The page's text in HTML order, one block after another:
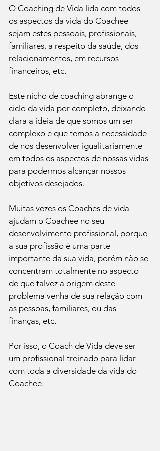
O Coaching de Vida lida com todos
os aspectos da vida do Coachee
sejam estes pessoais, profissionais,
familiares, a respeito da saúde, dos
relacionamentos, em recursos
financeiros, etc.
Este nicho de coaching abrange o
ciclo da vida por completo, deixando
clara a ideia de que somos um ser
complexo e que temos a necessidade
de nos desenvolver igualitariamente
em todos os aspectos de nossas vidas
para podermos alcançar nossos
objetivos desejados.
Muitas vezes os Coaches de vida
ajudam o Coachee no seu
desenvolvimento profissional, porque
a sua profissão é uma parte
importante da sua vida, porém não se
concentram totalmente no aspecto
de que talvez a origem deste
problema venha de sua relação com
as pessoas, familiares, ou das
finanças, etc.
Por isso, o Coach de Vida deve ser
um profissional treinado para lidar
com toda a diversidade da vida do
Coachee.